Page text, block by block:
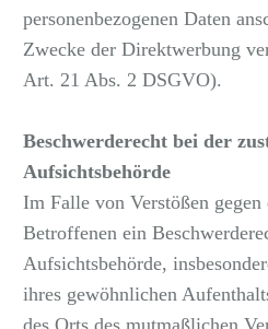
personenbezogenen Daten
Zwecke der Direktwerbung
Art. 21 Abs. 2 DSGVO).
Beschwerderecht bei der
Aufsichtsbehörde
Im Falle von Verstößen
Betroffenen ein
Aufsichtsbehörde,
ihres gewöhnlichen
des Orts des mutmaßlichen